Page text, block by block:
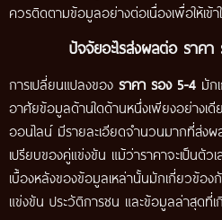
ควรติดตามข้อมูลอย่างต่อเนื่องเพื่อให้เข้
ปัจจัยอะไรส่งผลต่อ ราค
การเปลี่ยนแปลงของ ราคา รอง 5-4 มัก
อาศัยข้อมูลด้านใดด้านหนึ่งเพียงอย่างเ
ออนไลน์ มีรายละเอียดจำนวนมากที่ส่งผ
เปรียบของคู่แข่งขัน แม้ว่าราคาจะเป็นตัว
เบื้องหลังของข้อมูลเหล่านั้นมักเกี่ยวข้
แข่งขัน ประวัติการชน และข้อมูลล่าสุดที่